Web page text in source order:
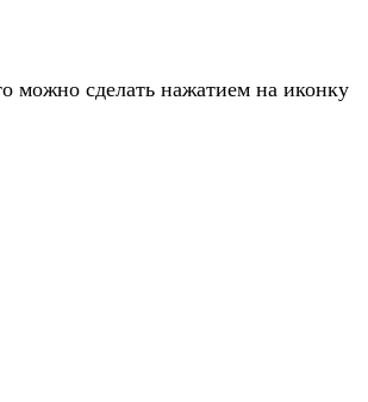
можно сделать нажатием на иконку